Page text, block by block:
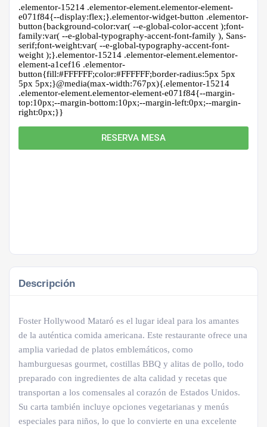
.elementor-15214 .elementor-element.elementor-element-
e071f84{--display:flex;}.elementor-widget-button .elementor-
button{background-color:var( --e-global-color-accent );font-
family:var( --e-global-typography-accent-font-family ), Sans-
serif;font-weight:var( --e-global-typography-accent-font-
weight );}.elementor-15214 .elementor-element.elementor-
element-a1cef16 .elementor-
button{fill:#FFFFFF;color:#FFFFFF;border-radius:5px 5px
5px 5px;}@media(max-width:767px){.elementor-15214
.elementor-element.elementor-element-e071f84{--margin-
top:10px;--margin-bottom:10px;--margin-left:0px;--margin-
right:0px;}}
RESERVA MESA
Descripción
Foster Hollywood Mataró es el lugar ideal para los amantes
de la auténtica comida americana. Este restaurante ofrece una
amplia variedad de platos emblemáticos, como
hamburguesas gourmet, costillas BBQ y alitas de pollo, todo
preparado con ingredientes de alta calidad y recetas que
transportan a los comensales al corazón de Estados Unidos.
Su carta también incluye opciones vegetarianas y menús
especiales para niños, lo que lo convierte en una excelente